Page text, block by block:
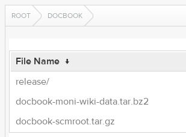
ROOT DOCBOOK
File Name ↓
release/
docbook-moni-wiki-data.tar.bz2
docbook-scmroot.tar.gz